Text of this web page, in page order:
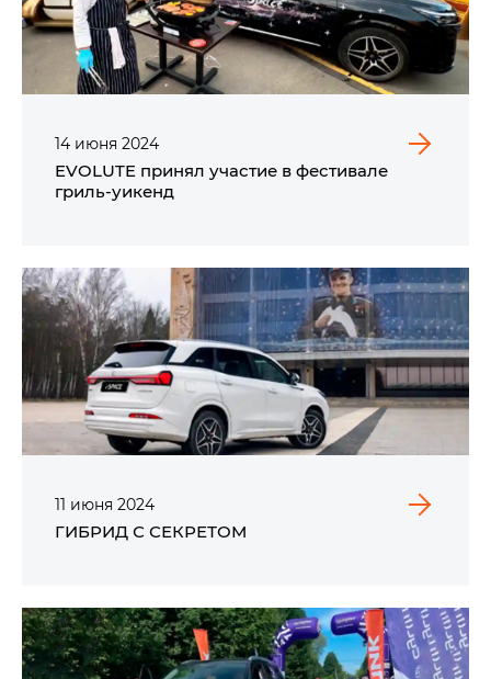
14 июня 2024
EVOLUTE принял участие в фестивале
гриль-уикенд
11 июня 2024
ГИБРИД С СЕКРЕТОМ